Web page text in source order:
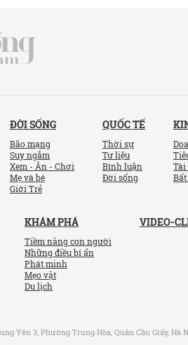
ĐỜI SỐNG
Bão mạng
Suy ngẫm
Xem - Ăn - Chơi
Mẹ và bé
Giới Trẻ
QUỐC TẾ
Thời sự
Tư liệu
Bình luận
Đời sống
KHÁM PHÁ
Tiềm năng con người
Những điều bí ẩn
Phát minh
Mẹo vặt
Du lịch
VIDEO-
Yên 3, Phường Trung Hòa, Quận Cầu Giấy, Hà